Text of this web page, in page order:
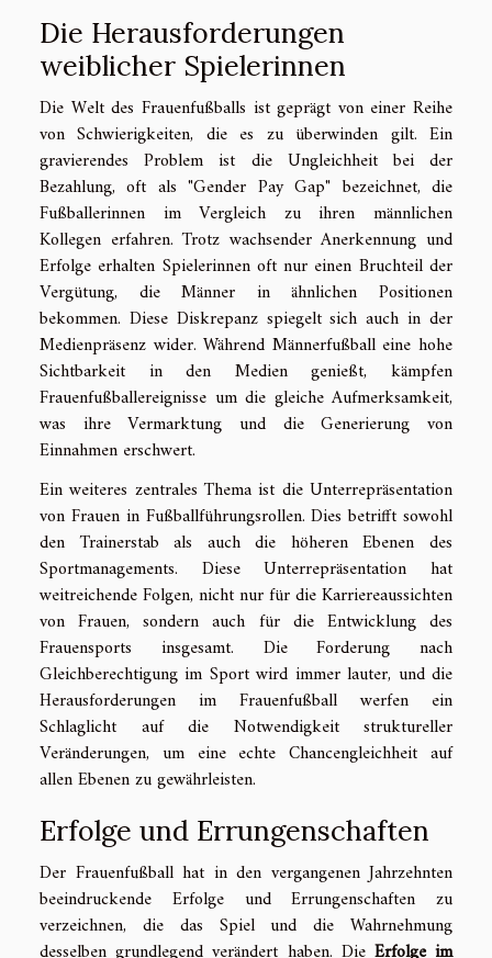
Die Herausforderungen
weiblicher Spielerinnen
Die Welt des Frauenfußballs ist geprägt von einer Reihe
von Schwierigkeiten, die es zu überwinden gilt. Ein
gravierendes Problem ist die Ungleichheit bei der
Bezahlung, oft als "Gender Pay Gap" bezeichnet, die
Fußballerinnen im Vergleich zu ihren männlichen
Kollegen erfahren. Trotz wachsender Anerkennung und
Erfolge erhalten Spielerinnen oft nur einen Bruchteil der
Vergütung, die Männer in ähnlichen Positionen
bekommen. Diese Diskrepanz spiegelt sich auch in der
Medienpräsenz wider. Während Männerfußball eine hohe
Sichtbarkeit in den Medien genießt, kämpfen
Frauenfußballereignisse um die gleiche Aufmerksamkeit,
was ihre Vermarktung und die Generierung von
Einnahmen erschwert.
Ein weiteres zentrales Thema ist die Unterrepräsentation
von Frauen in Fußballführungsrollen. Dies betrifft sowohl
den Trainerstab als auch die höheren Ebenen des
Sportmanagements. Diese Unterrepräsentation hat
weitreichende Folgen, nicht nur für die Karriereaussichten
von Frauen, sondern auch für die Entwicklung des
Frauensports insgesamt. Die Forderung nach
Gleichberechtigung im Sport wird immer lauter, und die
Herausforderungen im Frauenfußball werfen ein
Schlaglicht auf die Notwendigkeit struktureller
Veränderungen, um eine echte Chancengleichheit auf
allen Ebenen zu gewährleisten.
Erfolge und Errungenschaften
Der Frauenfußball hat in den vergangenen Jahrzehnten
beeindruckende Erfolge und Errungenschaften zu
verzeichnen, die das Spiel und die Wahrnehmung